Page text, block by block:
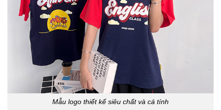
Mẫu logo thiết kế siêu chất và cá tính